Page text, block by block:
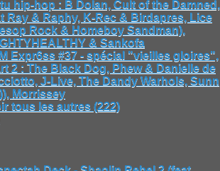
hip-hop : B Dolan, Cult of the Damned,
Ray & Raphy, K-Rec & Birdapres, Lice
Rock & Homeboy Sandman),
& Sankofa
Expr6ss #37 - spécial "vieilles gloires",
2 : The Black Dog, Phew & Danielle de
J-Live, The Dandy Warhols, Sunn
Morrissey
tous les autres (222)